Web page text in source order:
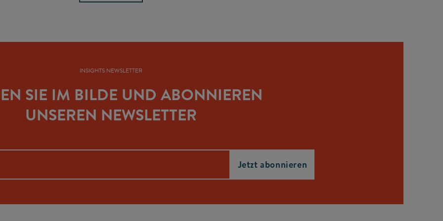
INSIGHTS NEWSLETTER
SIE IM BILDE UND ABONNIEREN
UNSEREN NEWSLETTER